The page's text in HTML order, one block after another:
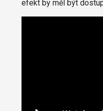
efekt by měl být